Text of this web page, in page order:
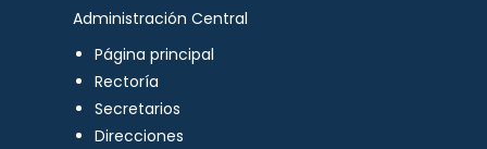
Administración Central
Página principal
Rectoría
Secretarios
Direcciones